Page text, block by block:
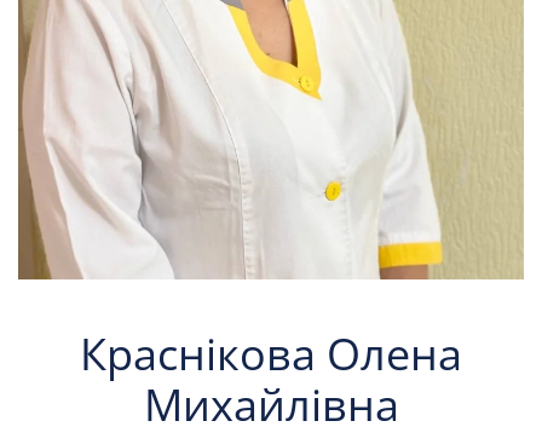
Краснікова Олена
Михайлівна